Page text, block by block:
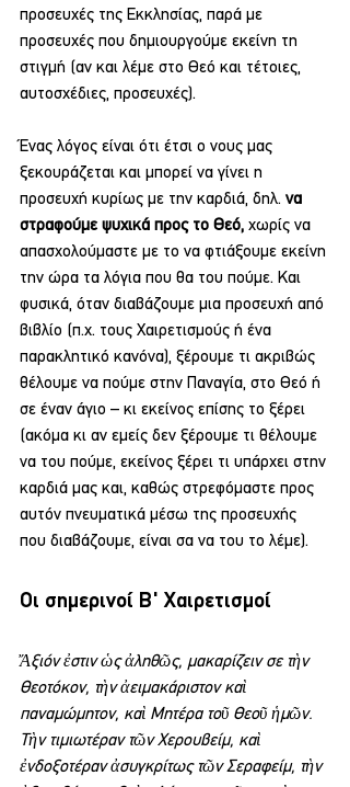
προσευχές της Εκκλησίας, παρά με
προσευχές που δημιουργούμε εκείνη τη
στιγμή (αν και λέμε στο Θεό και τέτοιες,
αυτοσχέδιες, προσευχές).
Ένας λόγος είναι ότι έτσι ο νους μας
ξεκουράζεται και μπορεί να γίνει η
προσευχή κυρίως με την καρδιά, δηλ. να
στραφούμε ψυχικά προς το Θεό, χωρίς να
απασχολούμαστε με το να φτιάξουμε εκείνη
την ώρα τα λόγια που θα του πούμε. Και
φυσικά, όταν διαβάζουμε μια προσευχή από
βιβλίο (π.χ. τους Χαιρετισμούς ή ένα
παρακλητικό κανόνα), ξέρουμε τι ακριβώς
θέλουμε να πούμε στην Παναγία, στο Θεό ή
σε έναν άγιο – κι εκείνος επίσης το ξέρει
(ακόμα κι αν εμείς δεν ξέρουμε τι θέλουμε
να του πούμε, εκείνος ξέρει τι υπάρχει στην
καρδιά μας και, καθώς στρεφόμαστε προς
αυτόν πνευματικά μέσω της προσευχής
που διαβάζουμε, είναι σα να του το λέμε).
Οι σημερινοί Β' Χαιρετισμοί
Ἄξιόν ἐστιν ὡς ἀληθῶς, μακαρίζειν σε τὴν
Θεοτόκον, τὴν ἀειμακάριστον καὶ
παναμώμητον, καὶ Μητέρα τοῦ Θεοῦ ἡμῶν.
Τὴν τιμιωτέραν τῶν Χερουβείμ, καὶ
ἐνδοξοτέραν ἀσυγκρίτως τῶν Σεραφείμ, τὴν